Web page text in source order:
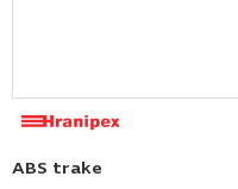
ABS trake